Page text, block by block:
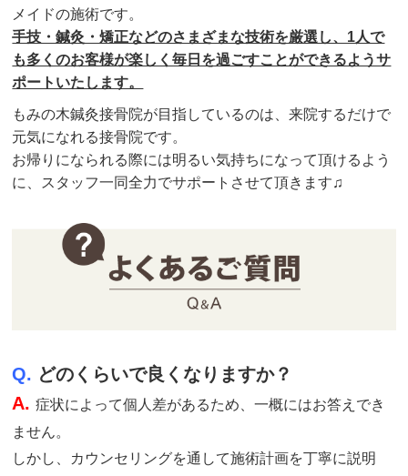
メイドの施術です。
手技・鍼灸・矯正などのさまざまな技術を厳選し、1人で
も多くのお客様が楽しく毎日を過ごすことができるようサ
ポートいたします。
もみの木鍼灸接骨院が目指しているのは、来院するだけで
元気になれる接骨院です。
お帰りになられる際には明るい気持ちになって頂けるよう
に、スタッフ一同全力でサポートさせて頂きます♫
Q. どのくらいで良くなりますか？
A.症状によって個人差があるため、一概にはお答えでき
ません。
しかし、カウンセリングを通して施術計画を丁寧に説明